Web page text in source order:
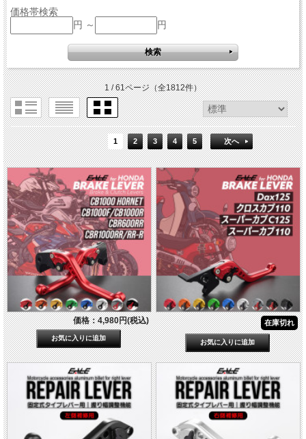
価格帯検索
円 ～
円
1 / 61ページ（全1812件）
1 2 3 4 5 次へ
価格：4,980円(税込) 在庫切れ